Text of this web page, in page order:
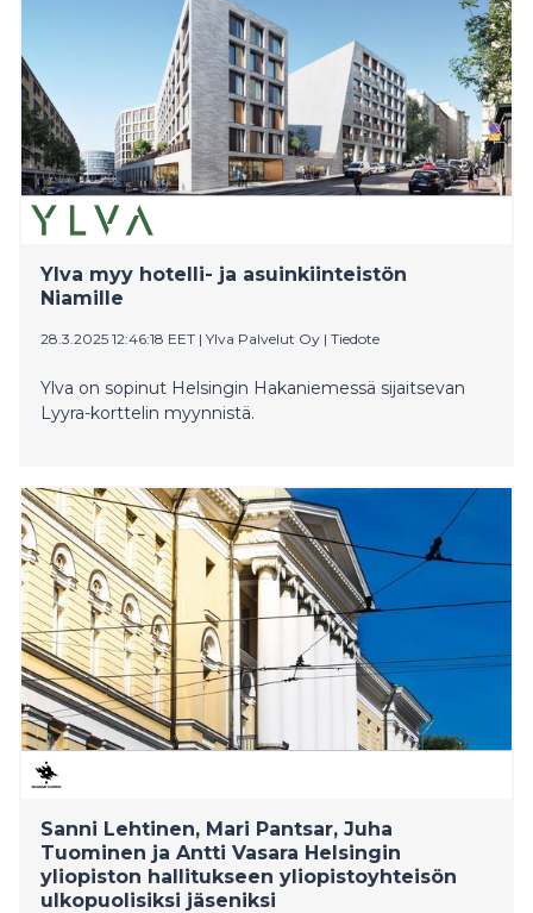
Ylva myy hotelli- ja asuinkiinteistön
Niamille
28.3.2025 12:46:18 EET | Ylva Palvelut Oy | Tiedote
Ylva on sopinut Helsingin Hakaniemessä sijaitsevan
Lyyra-korttelin myynnistä.
Sanni Lehtinen, Mari Pantsar, Juha
Tuominen ja Antti Vasara Helsingin
yliopiston hallitukseen yliopistoyhteisön
ulkopuolisiksi jäseniksi